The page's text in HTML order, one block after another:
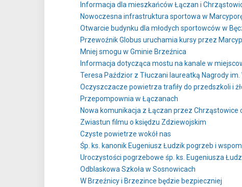
Informacja dla mieszkańców Łączan i
Nowoczesna infrastruktura sportowa w
Otwarcie budynku dla młodych sportowców w
Przewoźnik Globus uruchamia kursy przez
Mniej smogu w Gminie Brzeźnica
Informacja dotycząca mostu na kanale w
Teresa Paździor z Tłuczani laureatką Nagrody im.
Oczyszczacze powietrza trafiły do przedszkoli i
Przepompownia w Łączanach
Nowa komunikacja z Łączan przez Chrząstowice
Zwiastun filmu o księdzu Zdziewojskim
Czyste powietrze wokół nas
Śp. ks. kanonik Eugeniusz Łudzik pogrzeb i
Uroczystości pogrzebowe śp. ks. Eugeniusza
Odblaskowa Szkoła w Sosnowicach
W Brzeźnicy i Brzezince będzie bezpieczniej